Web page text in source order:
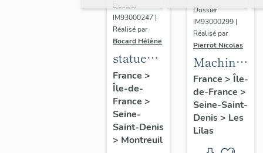
Dossier
IM93000247 |
Réalisé par
Bocard Hélène
statues
colossales
: le
discobole,
le
tennisman
France >
Île-de-
France >
Seine-
Saint-Denis
> Montreuil
Dossier
IM93000299 |
Réalisé par
Pierrot Nicolas
Machine
à
déchiqueter
et à
épurer
France > Île-
de-France >
Seine-Saint-
Denis> Les
Lilas